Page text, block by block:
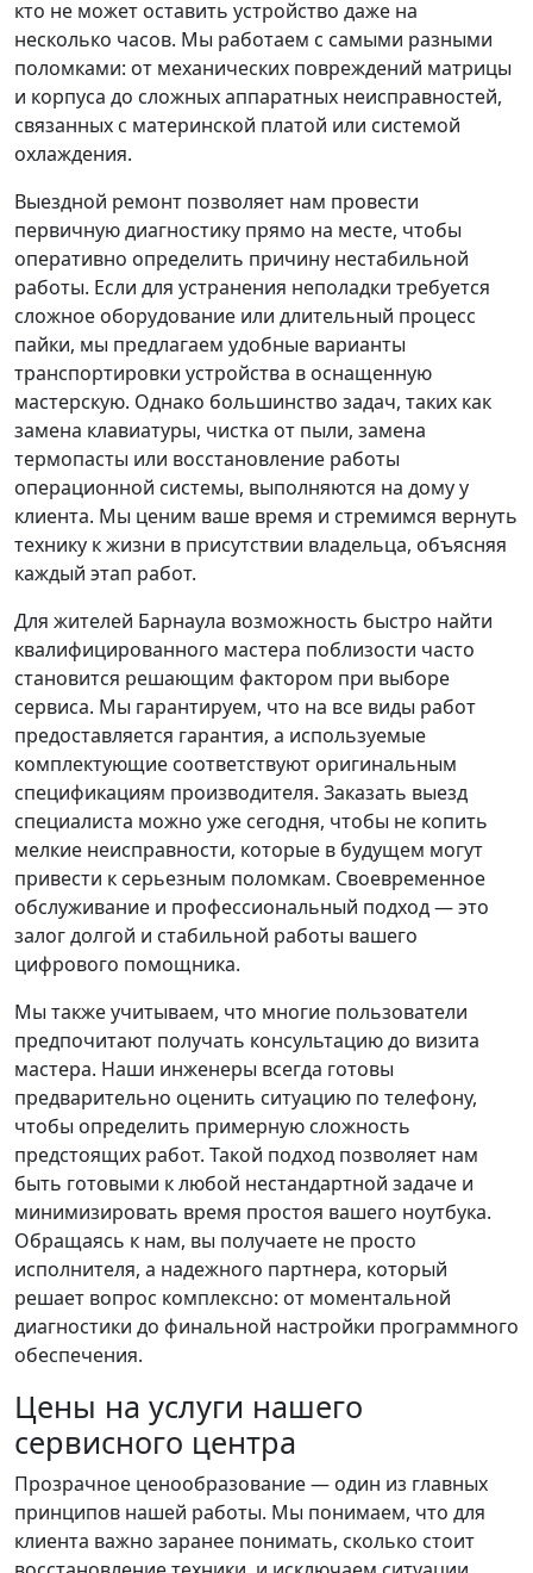
кто не может оставить устройство даже на
несколько часов. Мы работаем с самыми разными
поломками: от механических повреждений матрицы
и корпуса до сложных аппаратных неисправностей,
связанных с материнской платой или системой
охлаждения.
Выездной ремонт позволяет нам провести
первичную диагностику прямо на месте, чтобы
оперативно определить причину нестабильной
работы. Если для устранения неполадки требуется
сложное оборудование или длительный процесс
пайки, мы предлагаем удобные варианты
транспортировки устройства в оснащенную
мастерскую. Однако большинство задач, таких как
замена клавиатуры, чистка от пыли, замена
термопасты или восстановление работы
операционной системы, выполняются на дому у
клиента. Мы ценим ваше время и стремимся вернуть
технику к жизни в присутствии владельца, объясняя
каждый этап работ.
Для жителей Барнаула возможность быстро найти
квалифицированного мастера поблизости часто
становится решающим фактором при выборе
сервиса. Мы гарантируем, что на все виды работ
предоставляется гарантия, а используемые
комплектующие соответствуют оригинальным
спецификациям производителя. Заказать выезд
специалиста можно уже сегодня, чтобы не копить
мелкие неисправности, которые в будущем могут
привести к серьезным поломкам. Своевременное
обслуживание и профессиональный подход — это
залог долгой и стабильной работы вашего
цифрового помощника.
Мы также учитываем, что многие пользователи
предпочитают получать консультацию до визита
мастера. Наши инженеры всегда готовы
предварительно оценить ситуацию по телефону,
чтобы определить примерную сложность
предстоящих работ. Такой подход позволяет нам
быть готовыми к любой нестандартной задаче и
минимизировать время простоя вашего ноутбука.
Обращаясь к нам, вы получаете не просто
исполнителя, а надежного партнера, который
решает вопрос комплексно: от моментальной
диагностики до финальной настройки программного
обеспечения.
Цены на услуги нашего
сервисного центра
Прозрачное ценообразование — один из главных
принципов нашей работы. Мы понимаем, что для
клиента важно заранее понимать, сколько стоит